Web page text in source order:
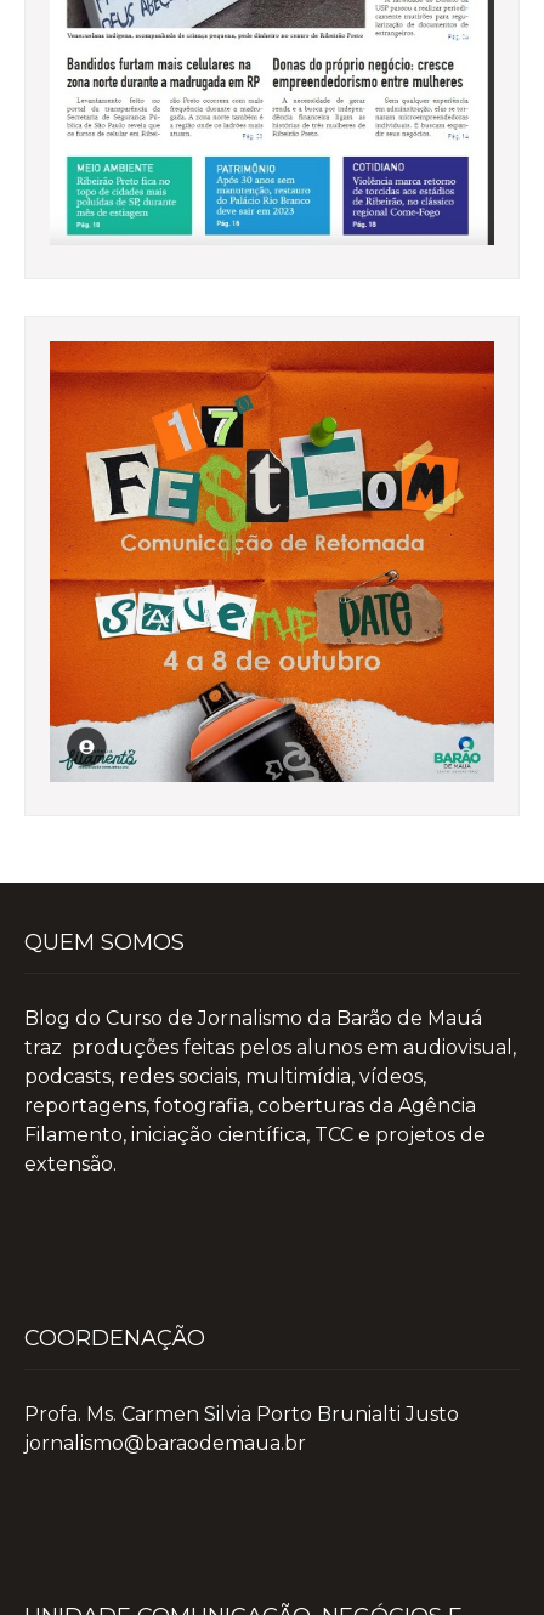
QUEM SOMOS
Blog do Curso de Jornalismo da Barão de Mauá
traz produções feitas pelos alunos em audiovisual,
podcasts, redes sociais, multimídia, vídeos,
reportagens, fotografia, coberturas da Agência
Filamento, iniciação científica, TCC e projetos de
extensão.
COORDENAÇÃO
Profa. Ms. Carmen Silvia Porto Brunialti Justo
jornalismo@baraodemaua.br